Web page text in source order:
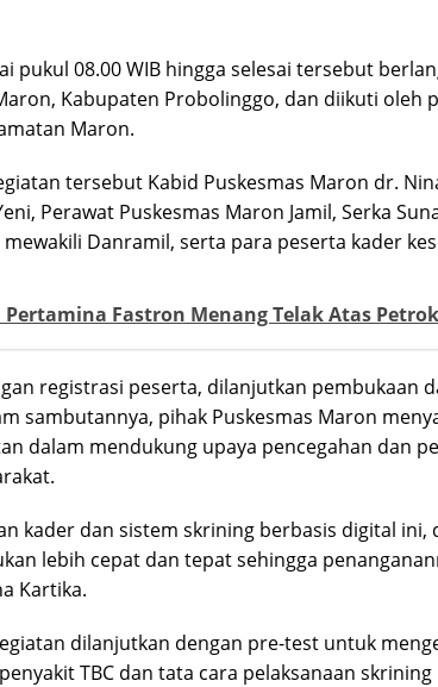
pukul 08.00 WIB hingga selesai tersebut
Kabupaten Probolinggo, dan diikuti oleh
Maron.
tersebut Kabid Puskesmas Maron dr.
Perawat Puskesmas Maron Jamil, Serka
Danramil, serta para peserta kader
Fastron Menang Telak Atas
registrasi peserta, dilanjutkan pembukaan
sambutannya, pihak Puskesmas Maron
dalam mendukung upaya pencegahan dan
kader dan sistem skrining berbasis digital ini,
lebih cepat dan tepat sehingga
Kartika.
dilanjutkan dengan pre-test untuk
TBC dan tata cara pelaksanaan